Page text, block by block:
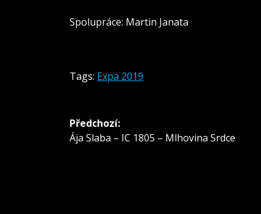
Spolupráce: Martin Janata
Tags: Expa 2019
Navigace
pro
Předchozí:
Předchozí
Ája Slaba – IC 1805 – Mlhovina Srdce